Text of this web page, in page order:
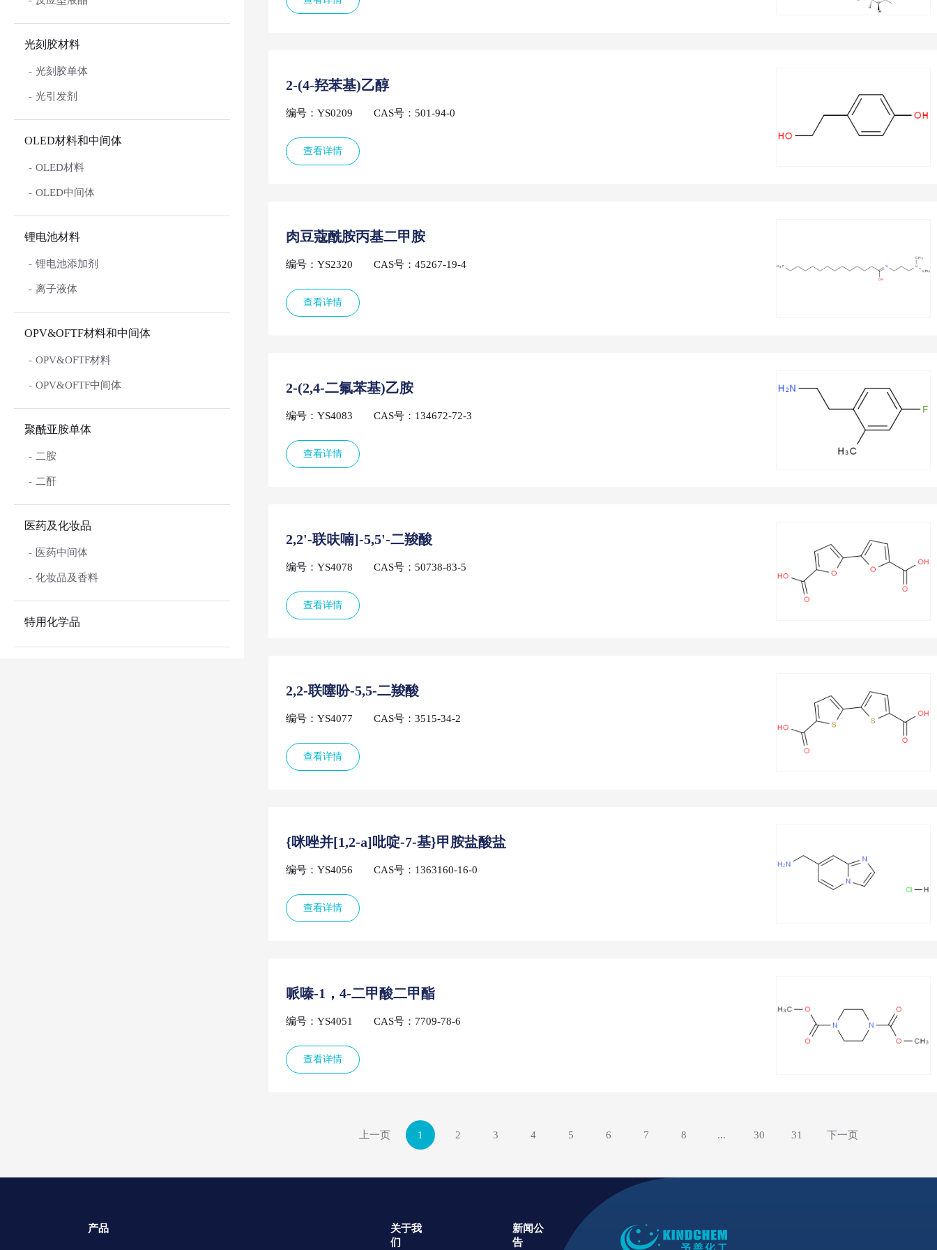
光刻胶材料
光刻胶单体
光引发剂
OLED材料和中间体
OLED材料
OLED中间体
锂电池材料
锂电池添加剂
离子液体
OPV&OFTF材料和中间体
OPV&OFTF材料
OPV&OFTF中间体
聚酰亚胺单体
二胺
二酐
医药及化妆品
医药中间体
化妆品及香料
特用化学品
2-(4-羟苯基)乙醇
编号：YS0209 CAS号：501-94-0
查看详情
肉豆蔻酰胺丙基二甲胺
编号：YS2320 CAS号：45267-19-4
查看详情
2-(2,4-二氟苯基)乙胺
编号：YS4083 CAS号：134672-72-3
查看详情
2,2'-联呋喃]-5,5'-二羧酸
编号：YS4078 CAS号：50738-83-5
查看详情
2,2-联噻吩-5,5-二羧酸
编号：YS4077 CAS号：3515-34-2
查看详情
{咪唑并[1,2-a]吡啶-7-基}甲胺盐酸盐
编号：YS4056 CAS号：1363160-16-0
查看详情
哌嗪-1，4-二甲酸二甲酯
编号：YS4051 CAS号：7709-78-6
查看详情
上一页 1 2 3 4 5 6 7 8 ... 30 31 下一页
产品
关于我
们
新闻公
告